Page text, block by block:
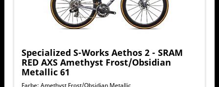
Specialized S-Works Aethos 2 - SRAM
RED AXS Amethyst Frost/Obsidian
Metallic 61
Farbe: Amethyst Frost/Obsidian Metallic